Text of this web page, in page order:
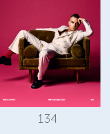
134